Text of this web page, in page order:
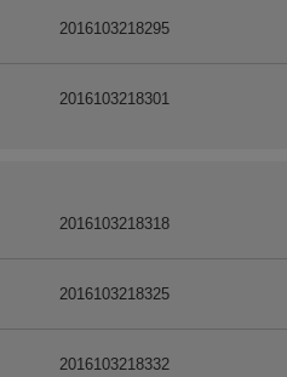
2016103218318
2016103218325
2016103218332
2016103218295
2016103218301